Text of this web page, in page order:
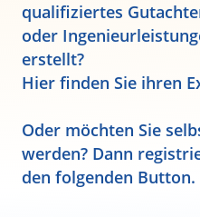
qualifiziertes
oder
erstellt?
Hier finden Sie ihren
Oder möchten Sie
werden? Dann
den folgenden Button.